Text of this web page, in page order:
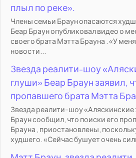
плыл по реке».
Члены семьи Браун опасаются
Беар Браун опубликовал видео о
своего брата Мэтта Брауна . «У
новости...
Звезда реалити-шоу
глуши» Беар Браун заявил,
пропавшего брата Мэтта
Звезда реалити-шоу
Браун сообщил, что поиски его
Брауна , приостановлены,
худшего. «Сейчас бушует очень